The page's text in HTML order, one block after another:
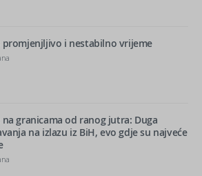
promjenjljivo i nestabilno vrijeme
na granicama od ranog jutra: Duga
na izlazu iz BiH, evo gdje su najveće